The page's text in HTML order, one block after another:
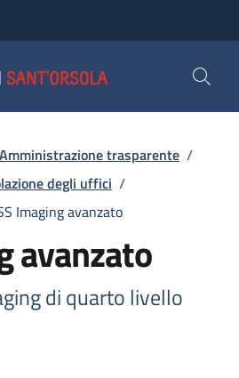
Amministrazione trasparente /
degli uffici /
Imaging avanzato
avanzato
di quarto livello